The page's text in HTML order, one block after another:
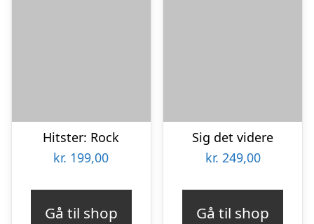
Hitster: Rock
kr. 199,00
Gå til shop
Sig det videre
kr. 249,00
Gå til shop